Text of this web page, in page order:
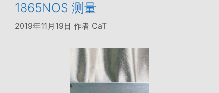
1865NOS 测量
2019年11月19日 作者 CaT